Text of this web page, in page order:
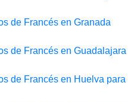
de Francés en Granada
de Francés en Guadalajara
de Francés en Huelva para